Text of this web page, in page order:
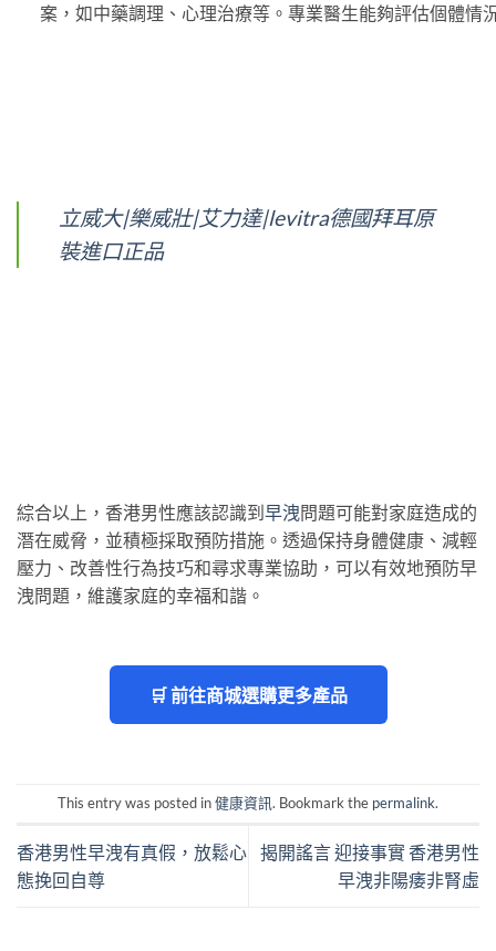
案，如中藥調理、心理治療等。專業醫生能夠評估個體
立威大|樂威壯|艾力達|levitra德國拜耳原
裝進口正品
綜合以上，香港男性應該認識到 早洩問題可能對家庭造成的
潛在威脅，並積極採取預防措施。透過保持身體健康、減輕
壓力、改善性行為技巧和尋求專業協助，可以有效地預防早
洩問題，維護家庭的幸福和諧。
🛒 前往商城選購更多產品
This entry was posted in健康資訊. Bookmark the permalink.
香港男性早洩有真假，放鬆心
態挽回自尊
揭開謠言 迎接事實 香港男性
早洩非陽痿非腎虛